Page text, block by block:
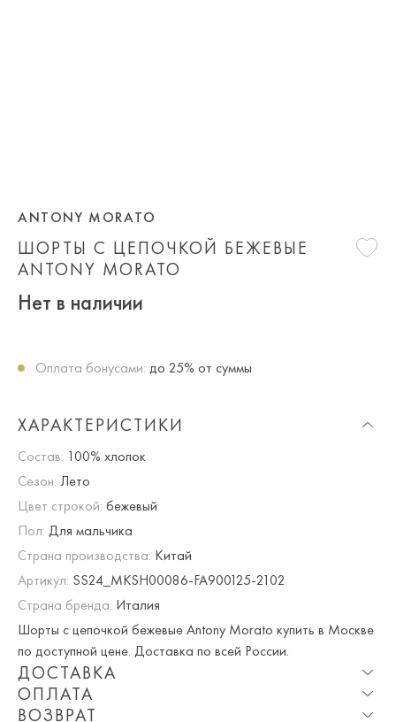
ШОРТЫ С ЦЕПОЧКОЙ БЕЖЕВЫЕ
ANTONY MORATO
ANTONY MORATO
Нет в наличии
Оплата бонусами: до 25% от суммы
ХАРАКТЕРИСТИКИ
Состав: 100% хлопок
Сезон: Лето
Цвет строкой: бежевый
Пол: Для мальчика
Страна производства: Китай
Артикул: SS24_MKSH00086-FA900125-2102
Страна бренда: Италия
Шорты с цепочкой бежевые Antony Morato купить в Москве
по доступной цене. Доставка по всей России.
ДОСТАВКА
Опция частичная доставка и примерка доступна для
ОПЛАТА
ВОЗВРАТ